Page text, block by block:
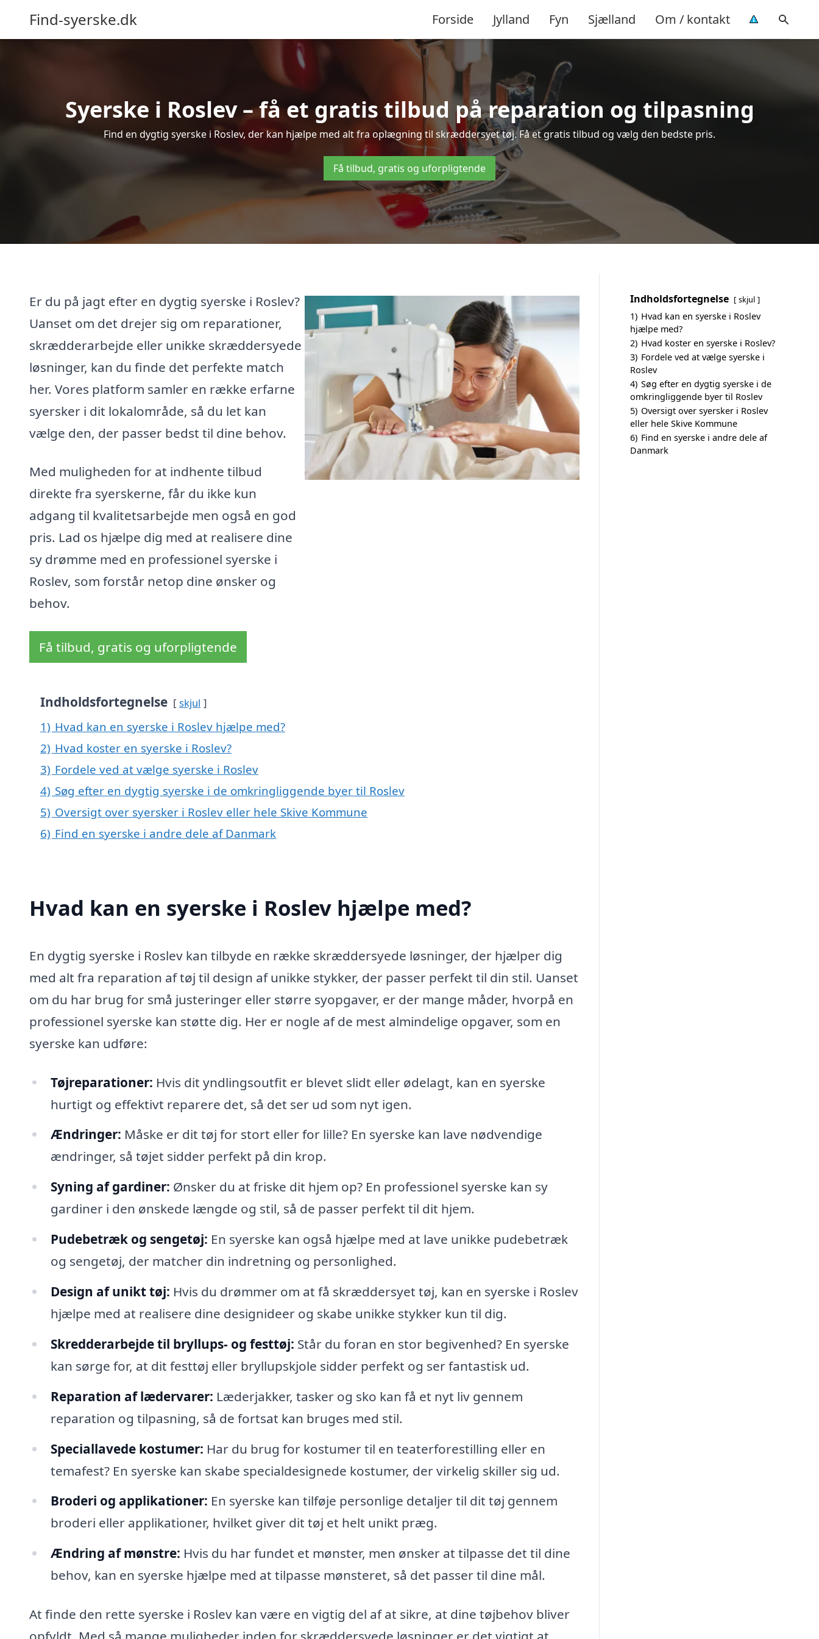
Find-syerske.dk Forside Jylland Fyn Sjælland Om / kontakt
Syerske i Roslev – få et gratis tilbud på reparation og tilpasning
Find en dygtig syerske i Roslev, der kan hjælpe med alt fra oplægning til skræddersyet tøj. Få et gratis tilbud og vælg den bedste pris.
Få tilbud, gratis og uforpligtende
Er du på jagt efter en dygtig syerske i Roslev?
Uanset om det drejer sig om reparationer,
skrædderarbejde eller unikke skræddersyede
løsninger, kan du finde det perfekte match
her. Vores platform samler en række erfarne
syersker i dit lokalområde, så du let kan
vælge den, der passer bedst til dine behov.
Med muligheden for at indhente tilbud
direkte fra syerskerne, får du ikke kun
adgang til kvalitetsarbejde men også en god
pris. Lad os hjælpe dig med at realisere dine
sy drømme med en professionel syerske i
Roslev, som forstår netop dine ønsker og
behov.
Få tilbud, gratis og uforpligtende
Indholdsfortegnelse skjul
1) Hvad kan en syerske i Roslev hjælpe med?
2) Hvad koster en syerske i Roslev?
3) Fordele ved at vælge syerske i Roslev
4) Søg efter en dygtig syerske i de omkringliggende byer til Roslev
5) Oversigt over syersker i Roslev eller hele Skive Kommune
6) Find en syerske i andre dele af Danmark
Hvad kan en syerske i Roslev hjælpe med?
En dygtig syerske i Roslev kan tilbyde en række skræddersyede løsninger, der hjælper dig
med alt fra reparation af tøj til design af unikke stykker, der passer perfekt til din stil. Uanset
om du har brug for små justeringer eller større syopgaver, er der mange måder, hvorpå en
professionel syerske kan støtte dig. Her er nogle af de mest almindelige opgaver, som en
syerske kan udføre:
Tøjreparationer: Hvis dit yndlingsoutfit er blevet slidt eller ødelagt, kan en syerske
hurtigt og effektivt reparere det, så det ser ud som nyt igen.
Ændringer: Måske er dit tøj for stort eller for lille? En syerske kan lave nødvendige
ændringer, så tøjet sidder perfekt på din krop.
Syning af gardiner: Ønsker du at friske dit hjem op? En professionel syerske kan sy
gardiner i den ønskede længde og stil, så de passer perfekt til dit hjem.
Pudebetræk og sengetøj: En syerske kan også hjælpe med at lave unikke pudebetræk
og sengetøj, der matcher din indretning og personlighed.
Design af unikt tøj: Hvis du drømmer om at få skræddersyet tøj, kan en syerske i Roslev
hjælpe med at realisere dine designideer og skabe unikke stykker kun til dig.
Skredderarbejde til bryllups- og festtøj: Står du foran en stor begivenhed? En syerske
kan sørge for, at dit festtøj eller bryllupskjole sidder perfekt og ser fantastisk ud.
Reparation af lædervarer: Læderjakker, tasker og sko kan få et nyt liv gennem
reparation og tilpasning, så de fortsat kan bruges med stil.
Speciallavede kostumer: Har du brug for kostumer til en teaterforestilling eller en
temafest? En syerske kan skabe specialdesignede kostumer, der virkelig skiller sig ud.
Broderi og applikationer: En syerske kan tilføje personlige detaljer til dit tøj gennem
broderi eller applikationer, hvilket giver dit tøj et helt unikt præg.
Ændring af mønstre: Hvis du har fundet et mønster, men ønsker at tilpasse det til dine
behov, kan en syerske hjælpe med at tilpasse mønsteret, så det passer til dine mål.
At finde den rette syerske i Roslev kan være en vigtig del af at sikre, at dine tøjbehov bliver
Indholdsfortegnelse skjul
1) Hvad kan en syerske i Roslev
hjælpe med?
2) Hvad koster en syerske i Roslev?
3) Fordele ved at vælge syerske i
Roslev
4) Søg efter en dygtig syerske i de
omkringliggende byer til Roslev
5) Oversigt over syersker i Roslev
eller hele Skive Kommune
6) Find en syerske i andre dele af
Danmark